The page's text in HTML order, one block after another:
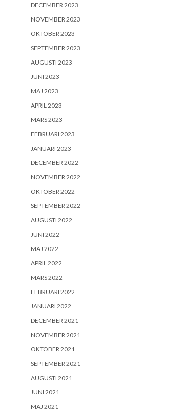
DECEMBER 2023
NOVEMBER 2023
OKTOBER 2023
SEPTEMBER 2023
AUGUSTI 2023
JUNI 2023
MAJ 2023
APRIL 2023
MARS 2023
FEBRUARI 2023
JANUARI 2023
DECEMBER 2022
NOVEMBER 2022
OKTOBER 2022
SEPTEMBER 2022
AUGUSTI 2022
JUNI 2022
MAJ 2022
APRIL 2022
MARS 2022
FEBRUARI 2022
JANUARI 2022
DECEMBER 2021
NOVEMBER 2021
OKTOBER 2021
SEPTEMBER 2021
AUGUSTI 2021
JUNI 2021
MAJ 2021